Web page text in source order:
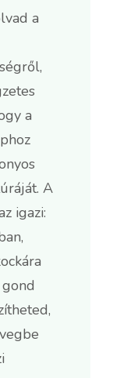
a
a
A
igazi: